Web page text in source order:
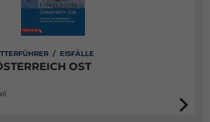
/ EISFÄLLE
OST